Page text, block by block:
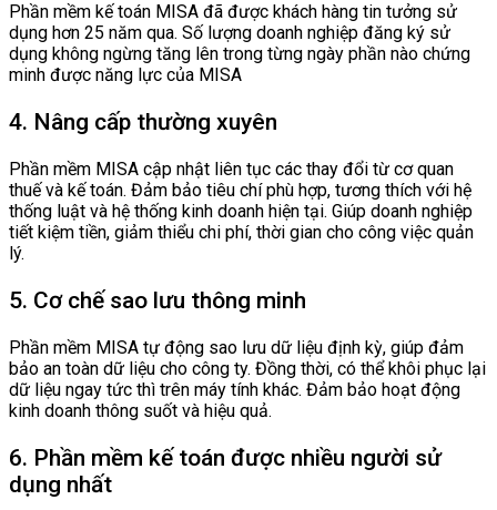
Phần mềm kế toán MISA đã được khách hàng tin tưởng sử
dụng hơn 25 năm qua. Số lượng doanh nghiệp đăng ký sử
dụng không ngừng tăng lên trong từng ngày phần nào chứng
minh được năng lực của MISA
4. Nâng cấp thường xuyên
Phần mềm MISA cập nhật liên tục các thay đổi từ cơ quan
thuế và kế toán. Đảm bảo tiêu chí phù hợp, tương thích với hệ
thống luật và hệ thống kinh doanh hiện tại. Giúp doanh nghiệp
tiết kiệm tiền, giảm thiểu chi phí, thời gian cho công việc quản
lý.
5. Cơ chế sao lưu thông minh
Phần mềm MISA tự động sao lưu dữ liệu định kỳ, giúp đảm
bảo an toàn dữ liệu cho công ty. Đồng thời, có thể khôi phục lại
dữ liệu ngay tức thì trên máy tính khác. Đảm bảo hoạt động
kinh doanh thông suốt và hiệu quả.
6. Phần mềm kế toán được nhiều người sử
dụng nhất